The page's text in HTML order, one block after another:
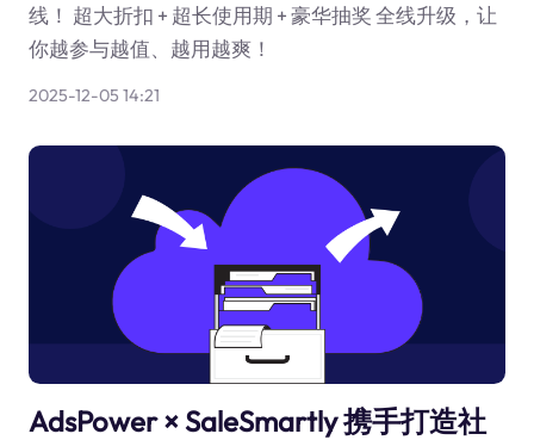
线！ 超大折扣 + 超长使用期 + 豪华抽奖 全线升级，让
你越参与越值、越用越爽！
2025-12-05 14:21
AdsPower × SaleSmartly 携手打造社